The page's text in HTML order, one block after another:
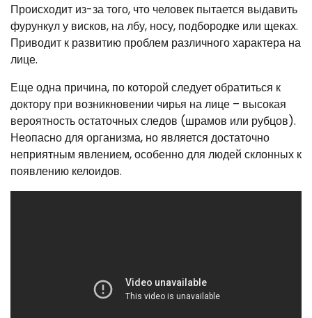
Происходит из-за того, что человек пытается выдавить
фурункул у висков, на лбу, носу, подбородке или щеках.
Приводит к развитию проблем различного характера на
лице.
Еще одна причина, по которой следует обратиться к
доктору при возникновении чирья на лице – высокая
вероятность остаточных следов (шрамов или рубцов).
Неопасно для организма, но является достаточно
неприятным явлением, особенно для людей склонных к
появлению келоидов.